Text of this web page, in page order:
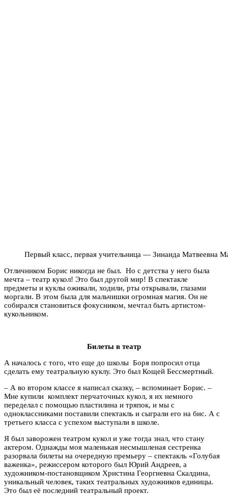
Первый класс, первая учительница — Зинаида Матвеевна
Отличником Борис никогда не был. Но с детства у него была
мечта – театр кукол! Это был другой мир! В спектакле
предметы и куклы оживали, ходили, рты открывали, глазами
моргали. В этом была для мальчишки огромная магия. Он не
собирался становиться фокусником, мечтал быть артистом-
кукольником.
Билеты в театр
А началось с того, что еще до школы Боря попросил отца
сделать ему театральную куклу. Это был Кощей Бессмертный.
– А во втором классе я написал сказку, – вспоминает Борис. –
Мне купили комплект перчаточных кукол, я их немного
переделал с помощью пластилина и тряпок, и мы с
одноклассниками поставили спектакль и сыграли его на бис. А с
третьего класса с успехом выступали в школе.
Я был заворожен театром кукол и уже тогда знал, что стану
актером. Однажды моя маленькая несмышленая сестренка
разорвала билеты на очередную премьеру – спектакль «Голубая
важенка», режиссером которого был Юрий Андреев, а
художником-постановщиком Христина Георгиевна Скалдина,
уникальный человек, таких театральных художников единицы.
Это был её последний театральный проект.